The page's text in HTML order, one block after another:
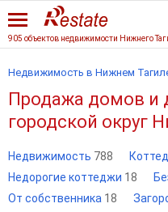
905 объектов недвижимости Нижнего
Недвижимость в Нижнем
Продажа домов и
городской округ
Недвижимость 788
Недорогие коттеджи 18
От собственника 18